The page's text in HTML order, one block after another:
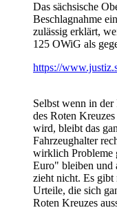
Das sächsische
Beschlagnahme
zulässig erklärt,
125 OWiG als
https://
Selbst wenn in
des Roten
wird, bleibt das
Fahrzeughalter
wirklich Probleme
Euro" bleiben und
zieht nicht. Es gibt
Urteile, die sich
Roten Kreuzes